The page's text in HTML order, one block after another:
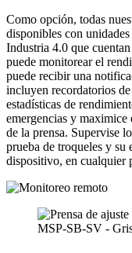
Como opción, todas
disponibles con
Industria 4.0 que
puede monitorear el
puede recibir una
incluyen recordatorios
estadísticas de
emergencias y
de la prensa. Supervise
prueba de troqueles y
dispositivo, en cualquier